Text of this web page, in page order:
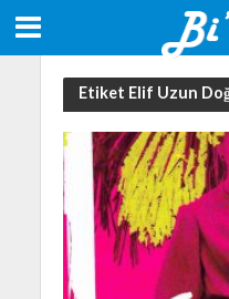
Etiket Elif Uzun